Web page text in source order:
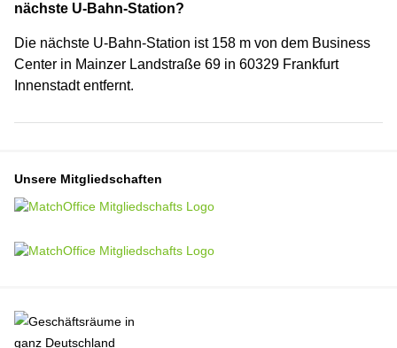
nächste U-Bahn-Station?
Die nächste U-Bahn-Station ist 158 m von dem Business
Center in Mainzer Landstraße 69 in 60329 Frankfurt
Innenstadt entfernt.
Unsere Mitgliedschaften